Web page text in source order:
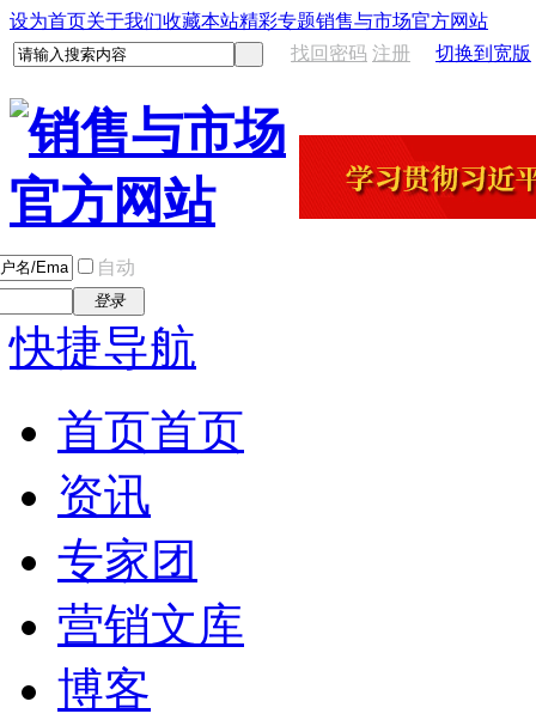
设为首页关于我们收藏本站精彩专题销售与市场官方网站
找回密码 注册 切换到宽版
自动
登录
快捷导航
首页首页
资讯
专家团
营销文库
博客